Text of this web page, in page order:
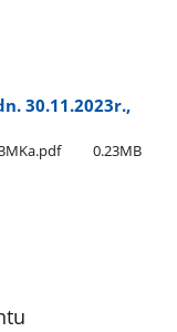
30.11.2023r.,
0.23MB